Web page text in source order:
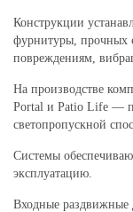
Конструкции
фурнитуры, прочных
повреждениям,
На производстве
Portal и Patio Life —
светопропускной
Системы
эксплуатацию.
Входные раздвижные